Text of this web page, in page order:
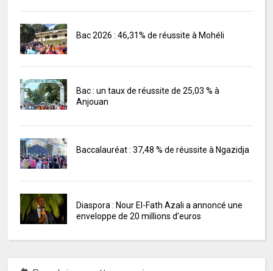
Bac 2026 : 46,31% de réussite à Mohéli
Bac : un taux de réussite de 25,03 % à
Anjouan
Baccalauréat : 37,48 % de réussite à Ngazidja
Diaspora : Nour El-Fath Azali a annoncé une
enveloppe de 20 millions d’euros